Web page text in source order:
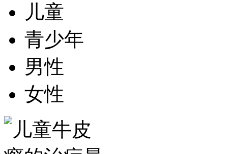
儿童
青少年
男性
女性